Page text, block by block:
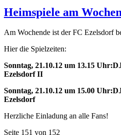
Heimspiele am
Am Wochende ist der FC Ezelsdorf
Hier die Spielzeiten:
Sonntag, 21.10.12 um 13.15
Ezelsdorf II
Sonntag, 21.10.12 um 15.00
Ezelsdorf
Herzliche Einladung an alle Fans!
Seite 151 von 152